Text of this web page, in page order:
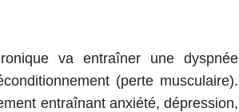
va entraîner une dyspnée
(perte musculaire).
entraînant anxiété, dépression,